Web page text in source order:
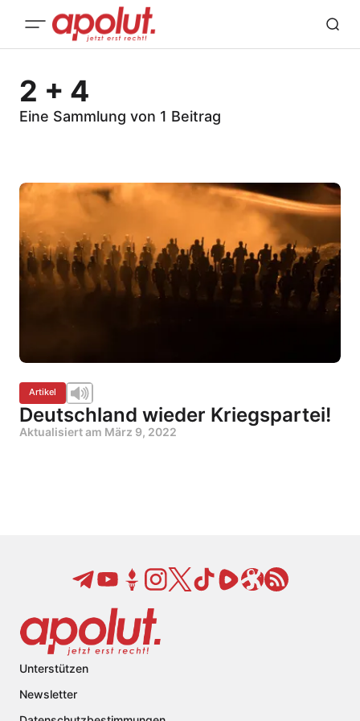
2 + 4
Eine Sammlung von 1 Beitrag
Artikel
Deutschland wieder Kriegspartei!
Aktualisiert am März 9, 2022
Unterstützen
Newsletter